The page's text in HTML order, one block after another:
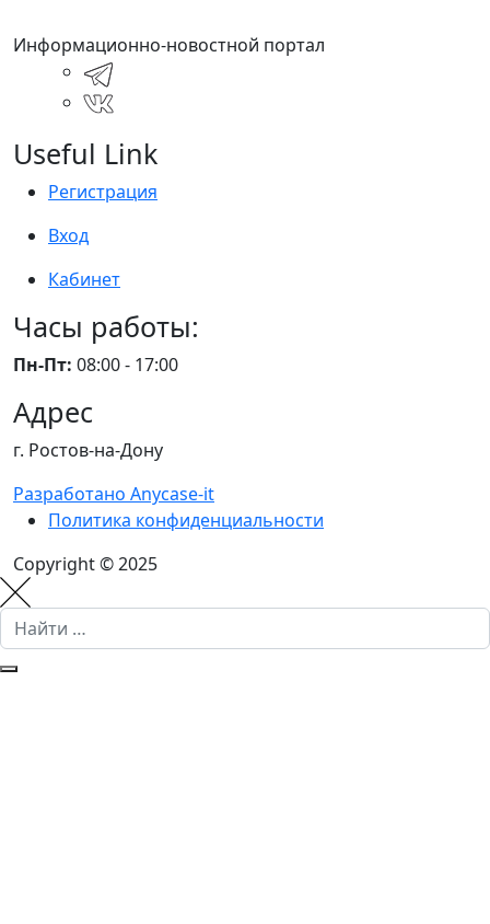
Информационно-новостной портал
Useful Link
Регистрация
Вход
Кабинет
Часы работы:
Пн-Пт: 08:00 - 17:00
Адрес
г. Ростов-на-Дону
Разработано Anycase-it
Политика конфиденциальности
Copyright © 2025